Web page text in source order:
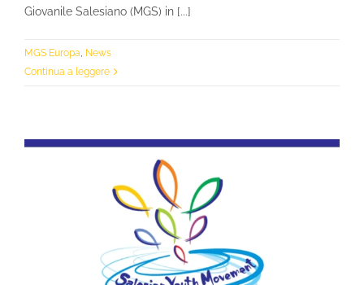
Giovanile Salesiano (MGS) in [...]
MGS Europa, News
Continua a leggere